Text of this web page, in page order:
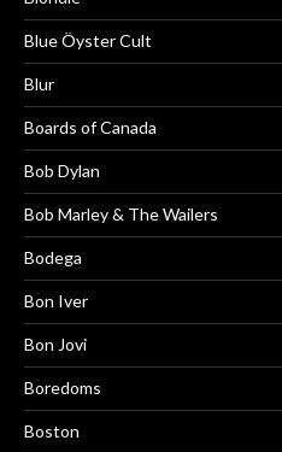
Blue Öyster Cult
Blur
Boards of Canada
Bob Dylan
Bob Marley & The Wailers
Bodega
Bon Iver
Bon Jovi
Boredoms
Boston